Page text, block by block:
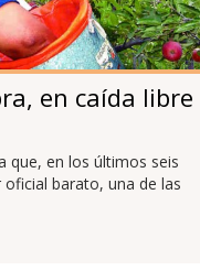
en caída libre
que, en los últimos seis
barato, una de las